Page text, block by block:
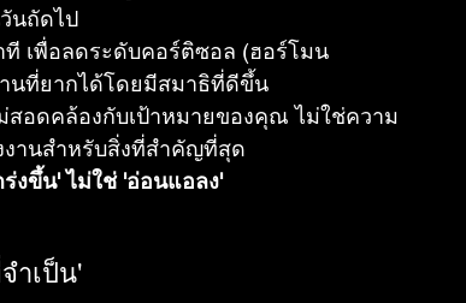
นถัดไป
ที เพื่อลดระดับคอร์ติซอล (ฮอร์โมน
นที่ยากได้โดยมีสมาธิที่ดีขึ้น
สอดคล้องกับเป้าหมายของคุณ ไม่ใช่ความ
งานสำหรับสิ่งที่สำคัญที่สุด
งขึ้น' ไม่ใช่ 'อ่อนแอลง'
ำเป็น'